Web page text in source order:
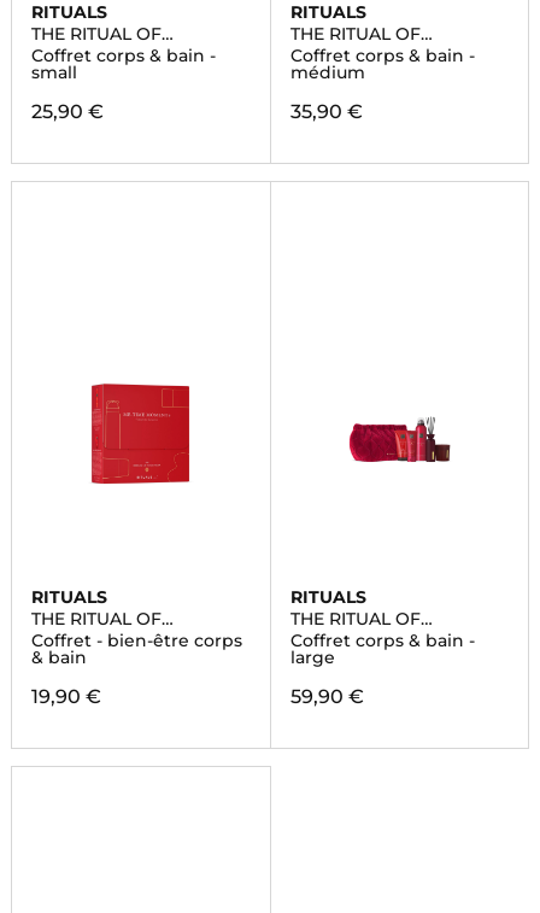
RITUALS
THE RITUAL OF
AYURVEDA
Coffret corps & bain -
small
25,90 €
RITUALS
THE RITUAL OF
AYURVEDA
Coffret corps & bain -
médium
35,90 €
RITUALS
THE RITUAL OF
AYURVEDA
Coffret - bien-être corps
& bain
19,90 €
RITUALS
THE RITUAL OF
AYURVEDA
Coffret corps & bain -
large
59,90 €